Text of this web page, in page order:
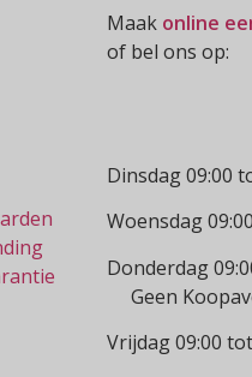
Maak online
of bel ons op:
Dinsdag 09:00
Woensdag
Donderdag
Geen
Vrijdag 09:00